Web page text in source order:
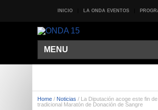
INICIO LA ONDA EVENTOS
MENU
Home / Noticias / La Diputación acoge este fin
tradicional Maratón de Donación de Sangre